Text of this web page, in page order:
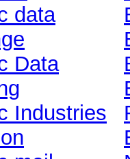
data
Data
Industries